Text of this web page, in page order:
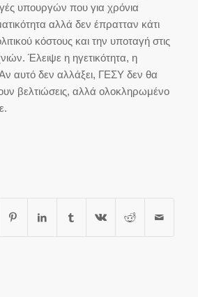
υπουργών που για χρόνια
αλλά δεν έπρατταν κάτι
κόστους και την υποταγή στις
Έλειψε η ηγετικότητα, η
αυτό δεν αλλάξει, ΓΕΣΥ δεν θα
βελτιώσεις, αλλά ολοκληρωμένο